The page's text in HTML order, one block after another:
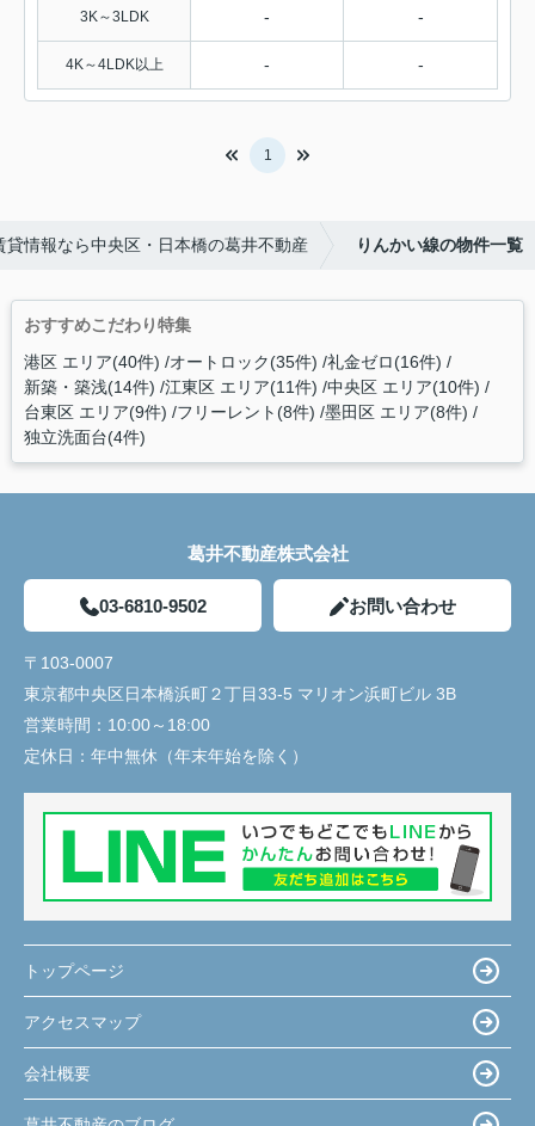
3K～3LDK - -
4K～4LDK以上 - -
1
貸情報なら中央区・日本橋の葛井不動産 りんかい線の物件一覧
おすすめこだわり特集
港区 エリア(40件) オートロック(35件) 礼金ゼロ(16件)
新築・築浅(14件) 江東区 エリア(11件) 中央区 エリア(10件)
台東区 エリア(9件) フリーレント(8件) 墨田区 エリア(8件)
独立洗面台(4件)
葛井不動産株式会社
03-6810-9502 お問い合わせ
〒103-0007
東京都中央区日本橋浜町２丁目33-5 マリオン浜町ビル 3B
営業時間： 10:00～18:00
定休日： 年中無休（年末年始を除く）
トップページ
アクセスマップ
会社概要